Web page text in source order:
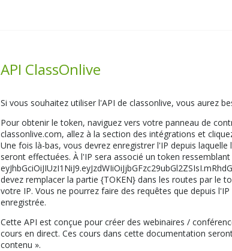
API ClassOnlive
Si vous souhaitez utiliser l'API de classonlive, vous aurez
Pour obtenir le token, naviguez vers votre panneau de
classonlive.com, allez à la section des intégrations et
Une fois là-bas, vous devrez enregistrer l'IP depuis laquelle
seront effectuées. À l'IP sera associé un token ressemblant
devez remplacer la partie {TOKEN} dans les routes par le
votre IP. Vous ne pourrez faire des requêtes que depuis
enregistrée.
Cette API est conçue pour créer des webinaires /
cours en direct. Ces cours dans cette documentation
contenu ».